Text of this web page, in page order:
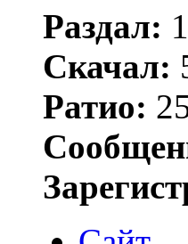
Раздал:
Скачал:
Ратио: